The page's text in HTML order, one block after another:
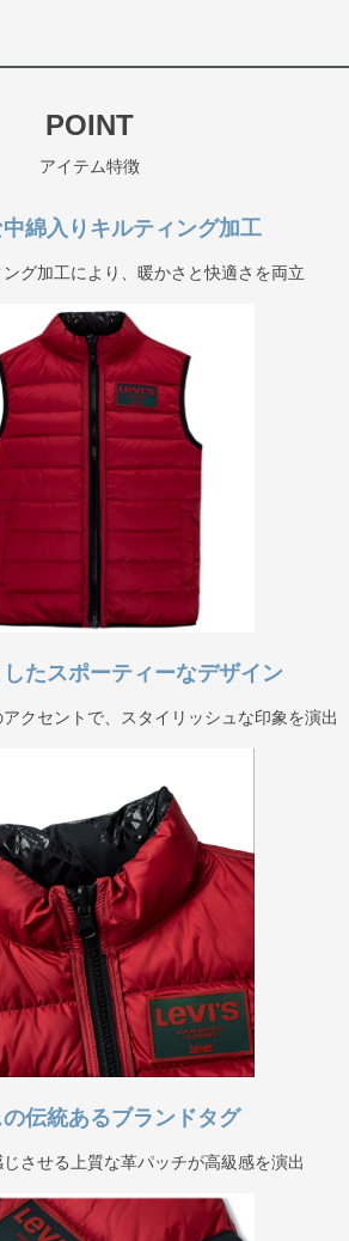
POINT
アイテム特徴
綿入りキルティング加工
グ加工により、暖かさと快適さを両立
たスポーティーなデザイン
クセントで、スタイリッシュな印象を演出
の伝統あるブランドタグ
させる上質な革パッチが高級感を演出